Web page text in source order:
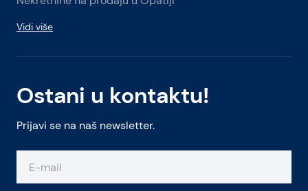
Ostani u kontaktu!
Prijavi se na naš newsletter.
Vidi više